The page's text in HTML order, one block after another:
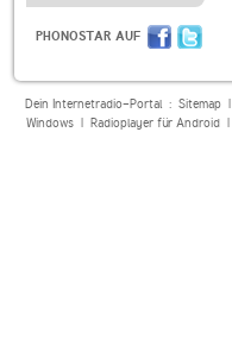
PHONOSTAR AUF
Dein Internetradio-Portal : Sitemap|
Windows| Radioplayer für Android|